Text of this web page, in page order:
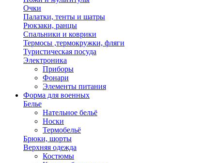
Очки
Палатки, тенты и шатры
Рюкзаки, ранцы
Спальники и коврики
Термосы ,термокружки, фляги
Туристическая посуда
Электроника
Приборы
Фонари
Элементы питания
Форма для военных
Белье
Нательное бельё
Носки
Термобельё
Брюки, шорты
Верхняя одежда
Костюмы